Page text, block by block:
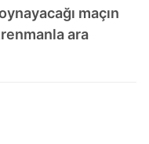
maçın
ara